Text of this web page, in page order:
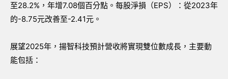
至28.2%，年增7.08個百分點。每股淨損（EPS）：從2023年
的-8.75元改善至-2.41元。
展望2025年，揚智科技預計營收將實現雙位數成長，主要動
能包括：